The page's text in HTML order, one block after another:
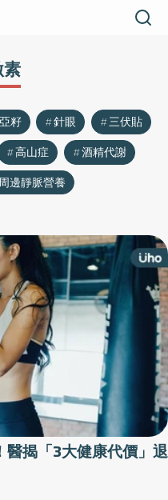
籽 針眼
三伏貼
高山症
酒精代謝
邊靜脈營養
揭「3大健康代價」退